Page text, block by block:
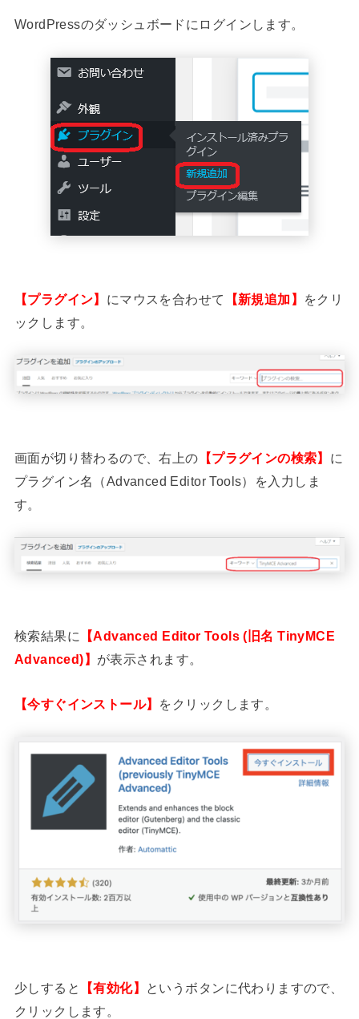
WordPressのダッシュボードにログインします。
【プラグイン】 にマウスを合わせて 【新規追加】
をクリ
ックします。
画面が切り替わるので、右上の 【プラグインの検索】 に
プラグイン名（Advanced Editor Tools）を入力しま
す。
検索結果に
【Advanced Editor Tools (旧名 TinyMCE
Advanced)】 が表示されます。
【今すぐインストール】 をクリックします。
少しすると 【有効化】
というボタンに代わりますので、
クリックします。